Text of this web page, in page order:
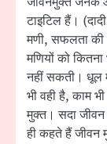
टाइटिल हैं।
मणी, सफलता की
मणियों को
नहीं सकती। धूल
भी वही है, काम
मुक्त। सदा
ही कहते हैं जीवन